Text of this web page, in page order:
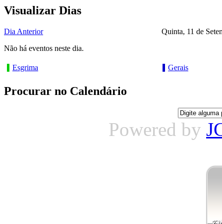
Visualizar Dias
Dia Anterior
Quinta, 11 de
Não há eventos neste dia.
Esgrima Gerais
Procurar no Calendário
Powered by